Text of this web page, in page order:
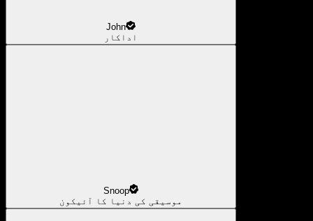
John
اداکار
Snoop
موسیقی کی دنیا کا آئیکون